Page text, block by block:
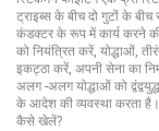
ट्राइब्स के बीच दो गुटों के
कंडक्टर के रूप में कार्य करने
को नियंत्रित करें, योद्धाओं,
इकट्ठा करें, अपनी सेना का
अलग -अलग योद्धाओं को
के आदेश की व्यवस्था करता है।
कैसे खेलें?